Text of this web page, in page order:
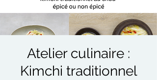
Atelier culinaire :
Kimchi traditionnel